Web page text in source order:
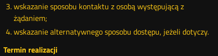
wskazanie sposobu kontaktu z osobą występującą z
żądaniem;
wskazanie alternatywnego sposobu dostępu, jeżeli dotyczy.
Termin realizacji